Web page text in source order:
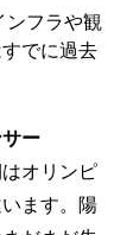
でに過去
ー
オリンピ
ます。陽